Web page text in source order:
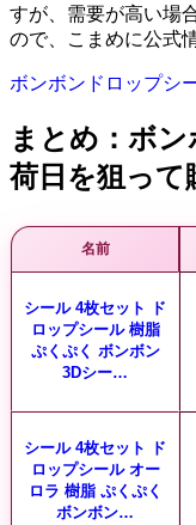
すが、需要が高い場
ので、こまめに公式
ボンボンドロップシ
まとめ：ボ
荷日を狙って
名前
シール 4枚セット ド
ロップシール 樹脂
ぷくぷく ボンボン
3Dシー…
シール 4枚セット ド
ロップシール オー
ロラ 樹脂 ぷくぷく
ボンボン…